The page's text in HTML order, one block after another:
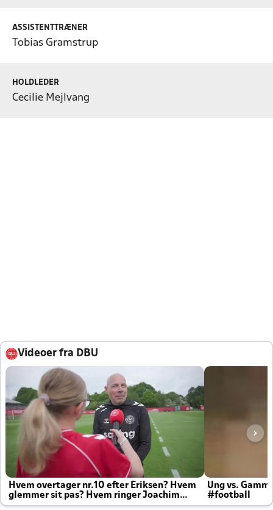
ASSISTENTTRÆNER
Tobias Gramstrup
HOLDLEDER
Cecilie Mejlvang
Videoer fra DBU
Hvem overtager nr.10 efter Eriksen? Hvem
glemmer sit pas? Hvem ringer Joachim
altid til efter kampe?
Ung vs.
#football